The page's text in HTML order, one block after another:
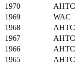
1970
AHTC
1969
WAC
1968
AHTC
1967
AHTC
1966
AHTC
1965
AHTC